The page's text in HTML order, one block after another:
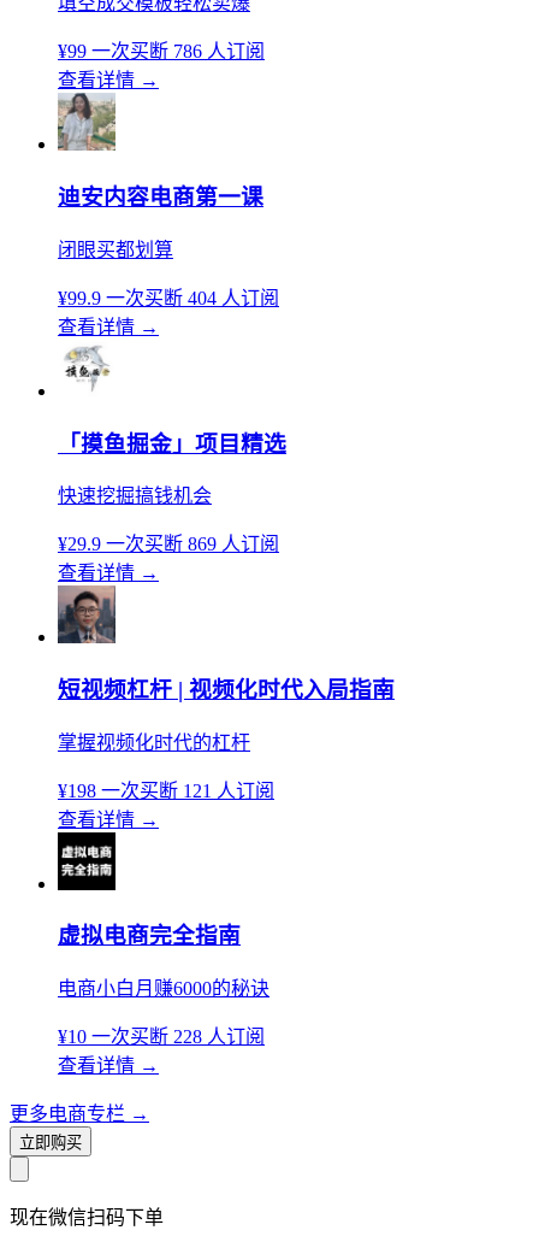
¥99 一次买断 786 人订阅
查看详情 →
迪安内容电商第一课
闭眼买都划算
¥99.9 一次买断 404 人订阅
查看详情 →
「摸鱼掘金」项目精选
快速挖掘搞钱机会
¥29.9 一次买断 869 人订阅
查看详情 →
短视频杠杆 | 视频化时代入局指南
掌握视频化时代的杠杆
¥198 一次买断 121 人订阅
查看详情 →
虚拟电商完全指南
电商小白月赚6000的秘诀
¥10 一次买断 228 人订阅
查看详情 →
更多电商专栏 →
立即购买
现在微信扫码下单